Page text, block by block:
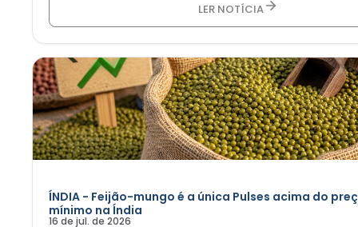
LER NOTÍCIA
ÍNDIA - Feijão-mungo é a única Pulses acima do
mínimo na Índia
16 de jul. de 2026